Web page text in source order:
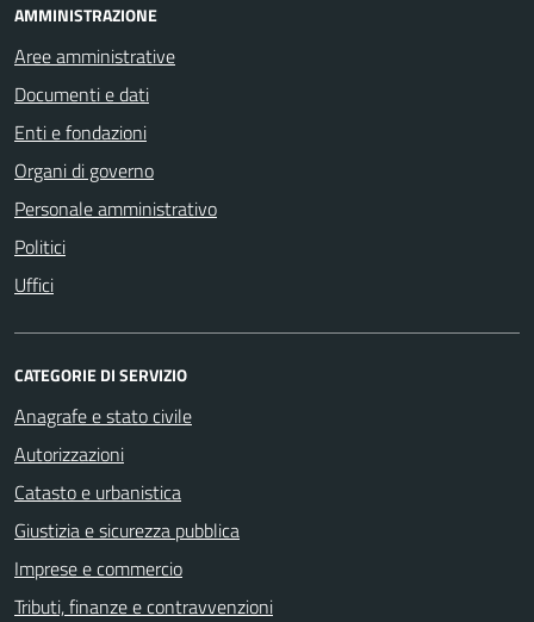
AMMINISTRAZIONE
Aree amministrative
Documenti e dati
Enti e fondazioni
Organi di governo
Personale amministrativo
Politici
Uffici
CATEGORIE DI SERVIZIO
Anagrafe e stato civile
Autorizzazioni
Catasto e urbanistica
Giustizia e sicurezza pubblica
Imprese e commercio
Tributi, finanze e contravvenzioni